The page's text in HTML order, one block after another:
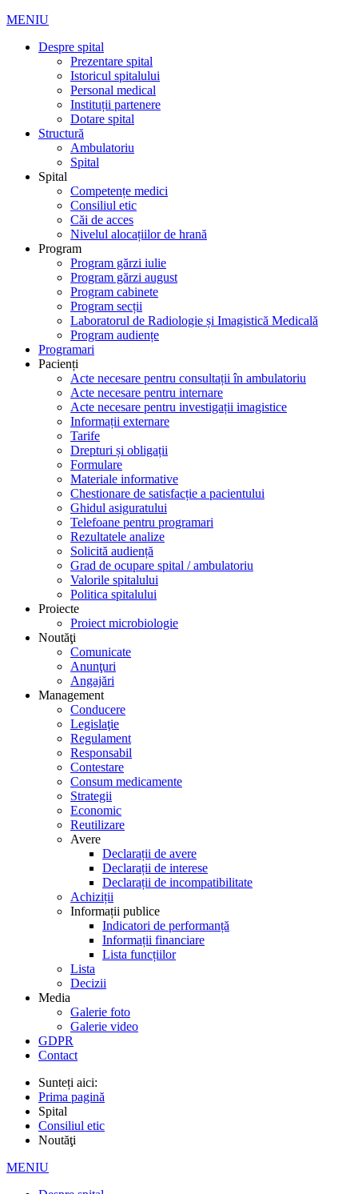
MENIU
Despre spital
Prezentare spital
Istoricul spitalului
Personal medical
Instituții partenere
Dotare spital
Structură
Ambulatoriu
Spital
Spital
Competențe medici
Consiliul etic
Căi de acces
Nivelul alocațiilor de hrană
Program
Program gărzi iulie
Program gărzi august
Program cabinete
Program secții
Laboratorul de Radiologie și Imagistică Medicală
Program audiențe
Programari
Pacienți
Acte necesare pentru consultații în ambulatoriu
Acte necesare pentru internare
Acte necesare pentru investigații imagistice
Informații externare
Tarife
Drepturi și obligații
Formulare
Materiale informative
Chestionare de satisfacție a pacientului
Ghidul asiguratului
Telefoane pentru programari
Rezultatele analize
Solicită audiență
Grad de ocupare spital / ambulatoriu
Valorile spitalului
Politica spitalului
Proiecte
Proiect microbiologie
Noutăţi
Comunicate
Anunţuri
Angajări
Management
Conducere
Legislaţie
Regulament
Responsabil
Contestare
Consum medicamente
Strategii
Economic
Reutilizare
Avere
Declarații de avere
Declarații de interese
Declarații de incompatibilitate
Achiziții
Informații publice
Indicatori de performanță
Informații financiare
Lista funcțiilor
Lista
Decizii
Media
Galerie foto
Galerie video
GDPR
Contact
Sunteți aici:
Prima pagină
Spital
Consiliul etic
Noutăţi
MENIU